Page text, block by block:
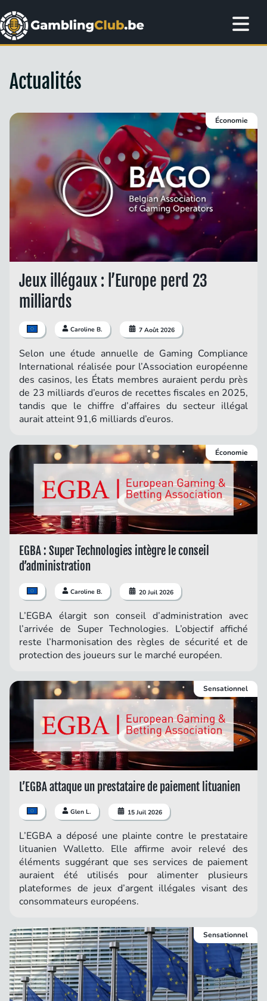
Actualités
Jeux illégaux : l’Europe perd 23
milliards
Caroline B. 7 Août 2026
Selon une étude annuelle de Gaming Compliance
International réalisée pour l’Association européenne
des casinos, les États membres auraient perdu près
de 23 milliards d’euros de recettes fiscales en 2025,
tandis que le chiffre d’affaires du secteur illégal
aurait atteint 91,6 milliards d’euros.
Économie
EGBA : Super Technologies intègre le conseil
d’administration
Caroline B. 20 Juil 2026
L’EGBA élargit son conseil d’administration avec
l’arrivée de Super Technologies. L’objectif affiché
reste l’harmonisation des règles de sécurité et de
protection des joueurs sur le marché européen.
Économie
L’EGBA attaque un prestataire de paiement lituanien
Glen L. 15 Juil 2026
L’EGBA a déposé une plainte contre le prestataire
lituanien Walletto. Elle affirme avoir relevé des
éléments suggérant que ses services de paiement
auraient été utilisés pour alimenter plusieurs
plateformes de jeux d’argent illégales visant des
consommateurs européens.
Sensationnel
Sensationnel